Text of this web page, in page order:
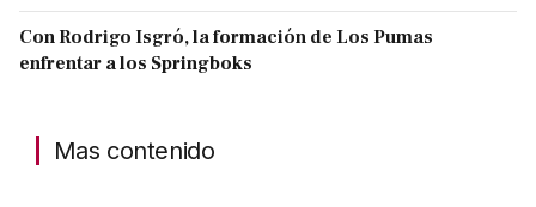
Con Rodrigo Isgró, la formación de Los Pumas
enfrentar a los Springboks
Mas contenido